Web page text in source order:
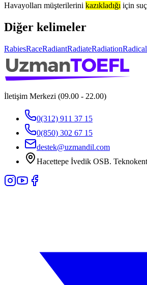
Havayolları müşterilerini kazıkladığı için
Diğer kelimeler
RabiesRaceRadiantRadiateRadiationRadical
İletişim Merkezi (09.00 - 22.00)
0(312) 911 37 15
0(850) 302 67 15
destek@uzmandil.com
Hacettepe İvedik OSB.